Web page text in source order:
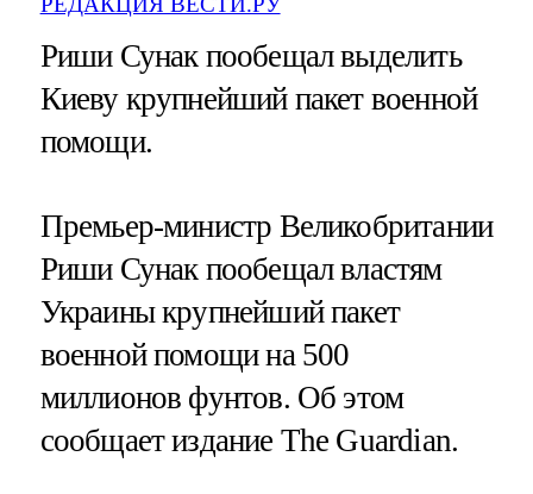
Риши Сунак пообещал выделить
Киеву крупнейший пакет военной
помощи.
Премьер-министр Великобритании
Риши Сунак пообещал властям
Украины крупнейший пакет
военной помощи на 500
миллионов фунтов. Об этом
сообщает издание The Guardian.